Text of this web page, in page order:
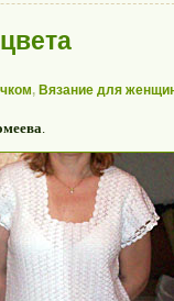
, Вязание для
.